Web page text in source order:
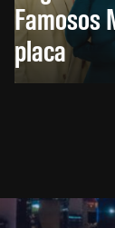
Famosos
placa